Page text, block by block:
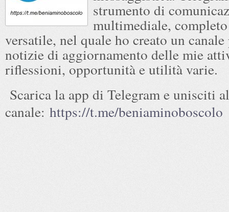
strumento di
multimediale,
versatile, nel quale ho creato un
notizie di aggiornamento delle mie
riflessioni, opportunità e utilità varie.
Scarica la app di Telegram e unisciti
canale: https://t.me/beniaminoboscolo